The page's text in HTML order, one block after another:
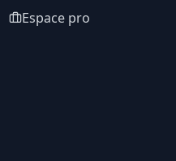
Espace pro